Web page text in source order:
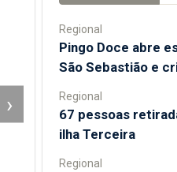
›
Regional
Pingo Doce abre
São Sebastião e
Regional
67 pessoas
ilha Terceira
Regional